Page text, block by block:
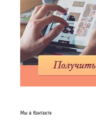
Мы в Контакте